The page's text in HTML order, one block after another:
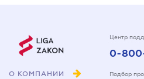
О КОМПАНИИ
Центр
0-
Подбор